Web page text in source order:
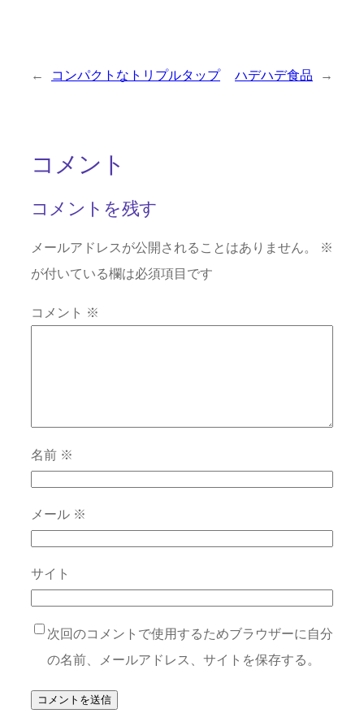
← コンパクトなトリプルタップ ハデハデ食品 →
コメント
コメントを残す
メールアドレスが公開されることはありません。
※
が付いている欄は必須項目です
コメント ※
名前 ※
メール ※
サイト
次回のコメントで使用するためブラウザーに自分
の名前、メールアドレス、サイトを保存する。